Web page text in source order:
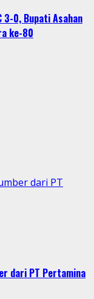
3-0, Bupati Asahan
ke-80
dari PT
dari PT Pertamina